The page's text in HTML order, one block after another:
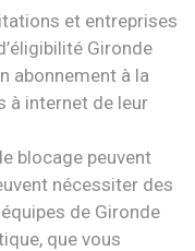
et entreprises
Gironde
abonnement à la
à internet de leur
blocage peuvent
nécessiter des
de Gironde
que vous